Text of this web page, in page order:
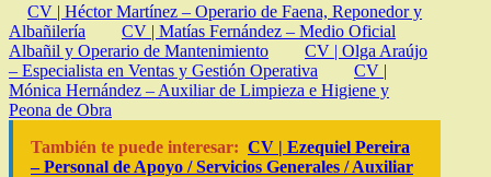
CV | Héctor Martínez – Operario de Faena, Reponedor y
Albañilería
CV | Matías Fernández – Medio Oficial
Albañil y Operario de Mantenimiento
CV | Olga Araújo
– Especialista en Ventas y Gestión Operativa
CV |
Mónica Hernández – Auxiliar de Limpieza e Higiene y
Peona de Obra
También te puede interesar: CV | Ezequiel Pereira
– Personal de Apoyo / Servicios Generales / Auxiliar